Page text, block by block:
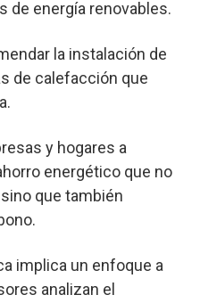
de energía renovables.
la instalación de
de calefacción que
y hogares a
energético que no
que también
implica un enfoque a
analizan el